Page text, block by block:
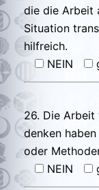
die die Arbeit
Situation
hilfreich.
NEIN
26. Die
denken
oder
NEIN